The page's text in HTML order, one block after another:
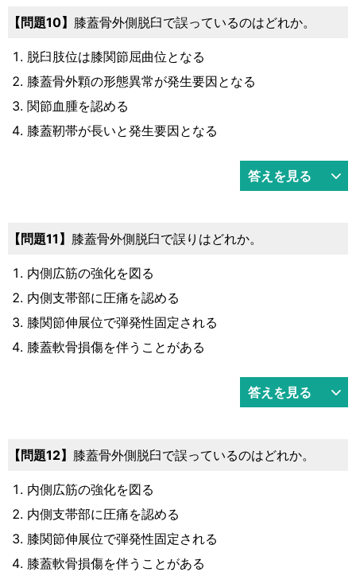
10 膝蓋骨外側脱臼で誤っているのはどれか。
脱臼肢位は膝関節屈曲位となる
膝蓋骨外顆の形態異常が発生要因となる
関節血腫を認める
膝蓋靭帯が長いと発生要因となる
答えを見る
11 膝蓋骨外側脱臼で誤りはどれか。
内側広筋の強化を図る
内側支帯部に圧痛を認める
膝関節伸展位で弾発性固定される
膝蓋軟骨損傷を伴うことがある
答えを見る
12 膝蓋骨外側脱臼で誤っているのはどれか。
内側広筋の強化を図る
内側支帯部に圧痛を認める
膝関節伸展位で弾発性固定される
膝蓋軟骨損傷を伴うことがある